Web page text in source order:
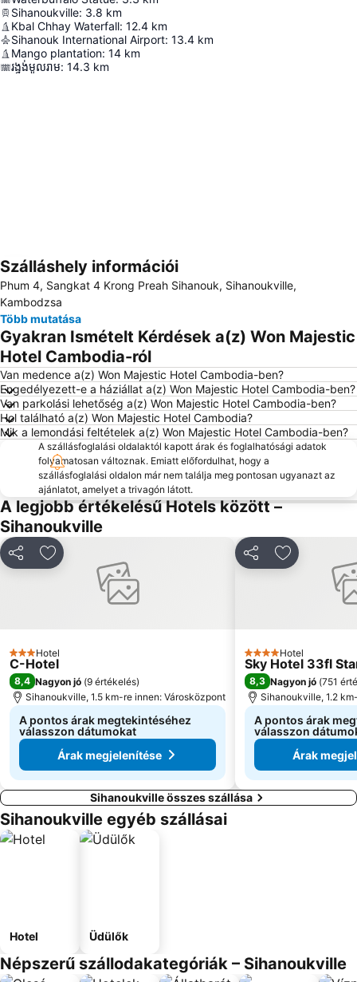
Sihanoukville: 3.8 km
Kbal Chhay Waterfall: 12.4 km
Sihanouk International Airport: 13.4 km
Mango plantation: 14 km
រង្វង់មូលរាម: 14.3 km
Nagy méretű térkép
Szálláshely információi
Phum 4, Sangkat 4 Krong Preah Sihanouk, Sihanoukville,
Kambodzsa
Több mutatása
Gyakran Ismételt Kérdések a(z) Won Majestic
Hotel Cambodia-ról
Van medence a(z) Won Majestic Hotel Cambodia-ben?
Engedélyezett-e a háziállat a(z) Won Majestic Hotel Cambodia-ben?
Van parkolási lehetőség a(z) Won Majestic Hotel Cambodia-ben?
Hol található a(z) Won Majestic Hotel Cambodia?
Mik a lemondási feltételek a(z) Won Majestic Hotel Cambodia-ben?
A szállásfoglalási oldalaktól kapott árak és foglalhatósági adatok
folyamatosan változnak. Emiatt előfordulhat, hogy a
szállásfoglalási oldalon már nem találja meg pontosan ugyanazt az
ajánlatot, amelyet a trivagón látott.
A legjobb értékelésű Hotels között –
Sihanoukville
MegosztásHozzáadás a kedvencekhez
3 Kategória
Hotel
C-Hotel
8,4 Nagyon jó (9 értékelés)
Sihanoukville, 1.5 km-re innen: Városközpont
A pontos árak megtekintéséhez
válasszon dátumokat
Árak megjelenítése
MegosztásHozzáadás
4 Kategória
Hotel
Sky Hotel 33fl
8,3 Nagyon jó (751
Sihanoukville, 1.2
A pontos árak
válasszon
Árak
Sihanoukville összes szállása
Sihanoukville egyéb szállásai
Hotel Üdülők
Népszerű szállodakategóriák – Sihanoukville